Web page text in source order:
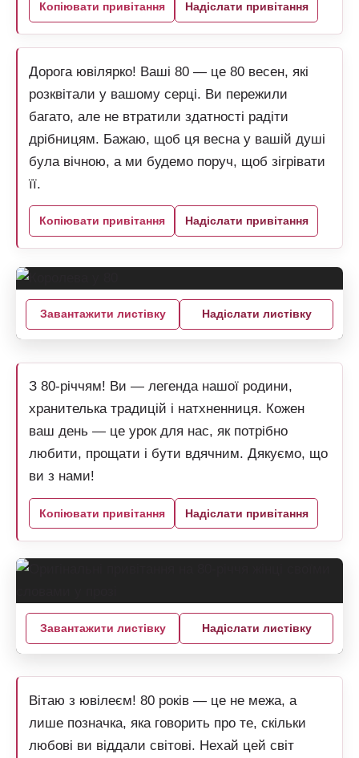
Копіювати привітання Надіслати привітання
Дорога ювілярко! Ваші 80 — це 80 весен, які
розквітали у вашому серці. Ви пережили
багато, але не втратили здатності радіти
дрібницям. Бажаю, щоб ця весна у вашій душі
була вічною, а ми будемо поруч, щоб зігрівати
її.
Копіювати привітання Надіслати привітання
Завантажити листівку Надіслати листівку
З 80-річчям! Ви — легенда нашої родини,
хранителька традицій і натхненниця. Кожен
ваш день — це урок для нас, як потрібно
любити, прощати і бути вдячним. Дякуємо, що
ви з нами!
Копіювати привітання Надіслати привітання
Завантажити листівку Надіслати листівку
Вітаю з ювілеєм! 80 років — це не межа, а
лише позначка, яка говорить про те, скільки
любові ви віддали світові. Нехай цей світ